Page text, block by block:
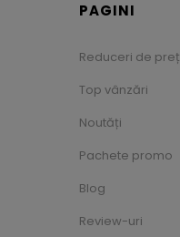
PAGINI
Reduceri de preț
Top vânzări
Noutăți
Pachete promo
Blog
Review-uri